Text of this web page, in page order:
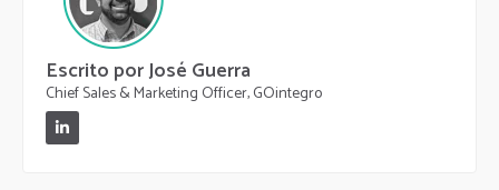
Escrito por José Guerra
Chief Sales & Marketing Officer, GOintegro